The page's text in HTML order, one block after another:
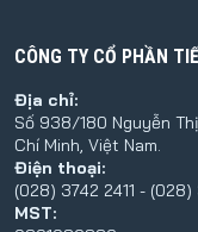
CÔNG TY CỔ PHẦN
Địa chỉ:
Số 938/180 Nguyễn
Chí Minh, Việt Nam.
Điện thoại:
(028) 3742 2411 -
MST: